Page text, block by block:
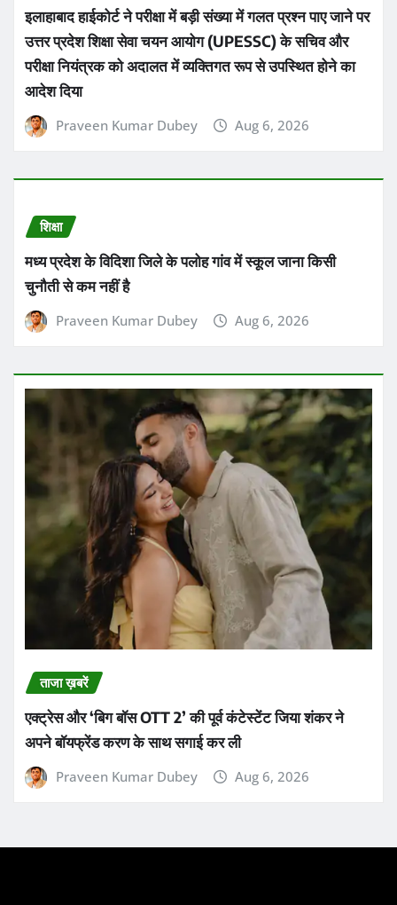
इलाहाबाद हाईकोर्ट ने परीक्षा में बड़ी संख्या में गलत प्रश्न पाए जाने पर
उत्तर प्रदेश शिक्षा सेवा चयन आयोग (UPESSC) के सचिव और
परीक्षा नियंत्रक को अदालत में व्यक्तिगत रूप से उपस्थित होने का
आदेश दिया
Praveen Kumar Dubey Aug 6, 2026
शिक्षा
मध्य प्रदेश के विदिशा जिले के पलोह गांव में स्कूल जाना किसी
चुनौती से कम नहीं है
Praveen Kumar Dubey Aug 6, 2026
ताजा ख़बरें
एक्ट्रेस और ‘बिग बॉस OTT 2’ की पूर्व कंटेस्टेंट जिया शंकर ने
अपने बॉयफ्रेंड करण के साथ सगाई कर ली
Praveen Kumar Dubey Aug 6, 2026